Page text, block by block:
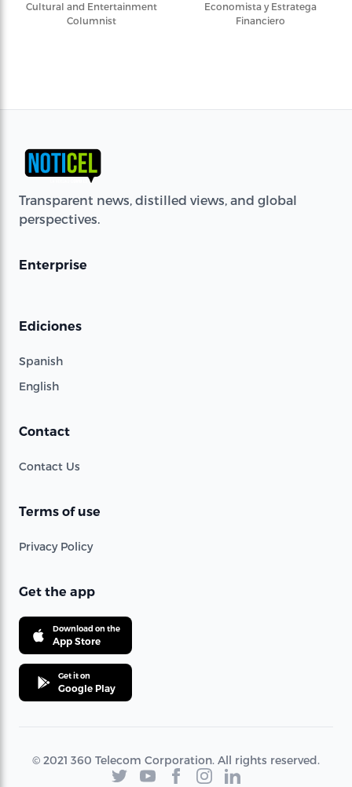
Cultural and Entertainment
Columnist
Economista y Estratega
Financiero
Transparent news, distilled views, and global
perspectives.
Enterprise
Ediciones
Spanish
English
Contact
Contact Us
Terms of use
Privacy Policy
Get the app
Download on the
App Store
Get it on
Google Play
© 2021 360 Telecom Corporation. All rights reserved.